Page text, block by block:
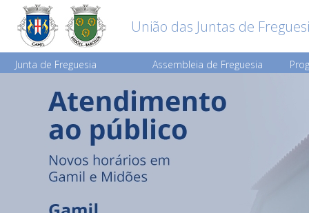
União das Juntas de
Junta de Freguesia Assembleia de Freguesia